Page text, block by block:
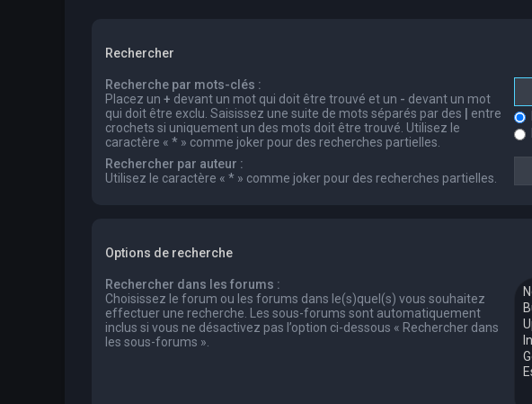
Rechercher
Recherche par mots-clés :
Placez un + devant un mot qui doit être trouvé et un - devant un mot
qui doit être exclu. Saisissez une suite de mots séparés par des
entre
crochets si uniquement un des mots doit être trouvé. Utilisez le
caractère « * » comme joker pour des recherches partielles.
Rechercher par auteur :
Utilisez le caractère « * » comme joker pour des recherches partielles.
Options de recherche
Rechercher dans les forums :
Choisissez le forum ou les forums dans le(s)quel(s) vous souhaitez
effectuer une recherche. Les sous-forums sont automatiquement
inclus si vous ne désactivez pas l’option ci-dessous « Rechercher dans
les sous-forums ».